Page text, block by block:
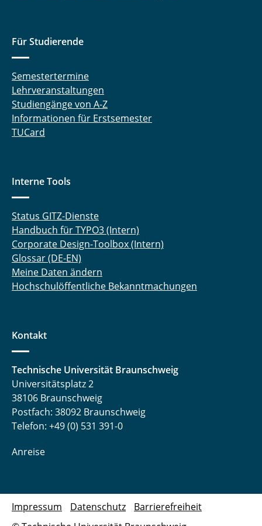
Für Studierende
Semestertermine
Lehrveranstaltungen
Studiengänge von A-Z
Informationen für Erstsemester
TUCard
Interne Tools
Status GITZ-Dienste
Handbuch für TYPO3 (Intern)
Corporate Design-Toolbox (Intern)
Glossar (DE-EN)
Meine Daten ändern
Hochschulöffentliche Bekanntmachungen
Kontakt
Technische Universität Braunschweig
Universitätsplatz 2
38106 Braunschweig
Postfach: 38092 Braunschweig
Telefon: +49 (0) 531 391-0
Anreise
Impressum Datenschutz Barrierefreiheit